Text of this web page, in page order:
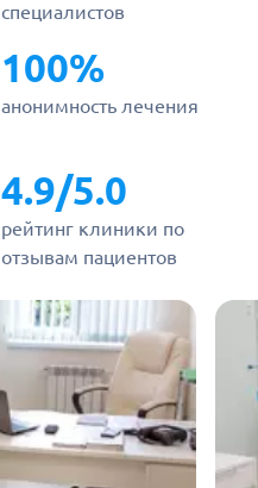
специалистов
100%
анонимность лечения
4.9/5.0
рейтинг клиники по
отзывам пациентов